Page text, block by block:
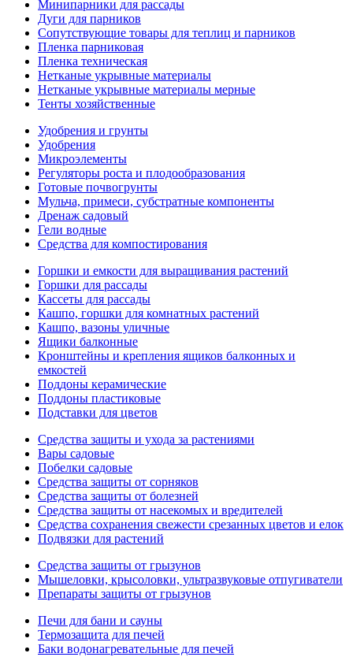
Минипарники для рассады
Дуги для парников
Сопутствующие товары для теплиц и парников
Пленка парниковая
Пленка техническая
Нетканые укрывные материалы
Нетканые укрывные материалы мерные
Тенты хозяйственные
Удобрения и грунты
Удобрения
Микроэлементы
Регуляторы роста и плодообразования
Готовые почвогрунты
Мульча, примеси, субстратные компоненты
Дренаж садовый
Гели водные
Средства для компостирования
Горшки и емкости для выращивания растений
Горшки для рассады
Кассеты для рассады
Кашпо, горшки для комнатных растений
Кашпо, вазоны уличные
Ящики балконные
Кронштейны и крепления ящиков балконных и
емкостей
Поддоны керамические
Поддоны пластиковые
Подставки для цветов
Средства защиты и ухода за растениями
Вары садовые
Побелки садовые
Средства защиты от сорняков
Средства защиты от болезней
Средства защиты от насекомых и вредителей
Средства сохранения свежести срезанных цветов и елок
Подвязки для растений
Средства защиты от грызунов
Мышеловки, крысоловки, ультразвуковые отпугиватели
Препараты защиты от грызунов
Печи для бани и сауны
Термозащита для печей
Баки водонагревательные для печей